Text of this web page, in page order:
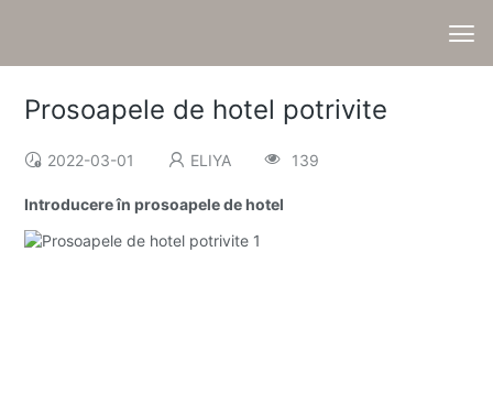
Prosoapele de hotel potrivite
2022-03-01 ELIYA 139
Introducere în prosoapele de hotel